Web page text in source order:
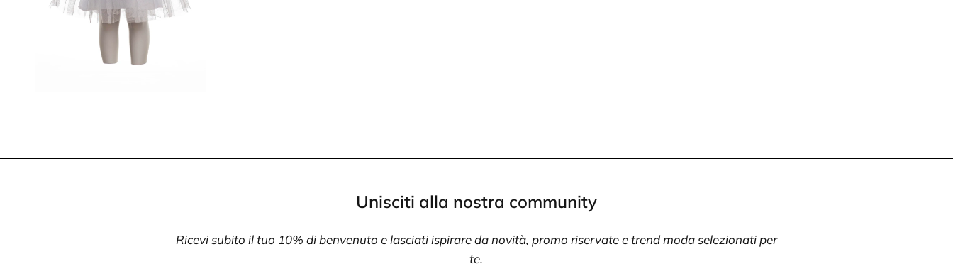
Unisciti alla nostra community
Ricevi subito il tuo 10% di benvenuto e lasciati ispirare da novità, promo riservate e trend moda selezionati per
te.